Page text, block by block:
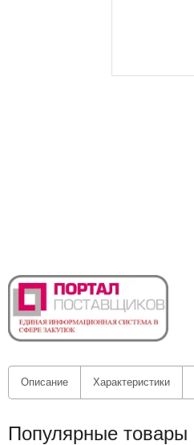
Описание Характеристики
Популярные товары